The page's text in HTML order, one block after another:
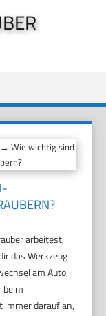
→ Wie wichtig sind
arbeitest,
das Werkzeug
am Auto,
beim
immer darauf an,